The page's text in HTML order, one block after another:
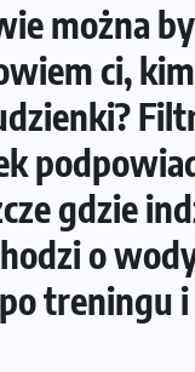
można
ci,
gdzie
o
treningu i